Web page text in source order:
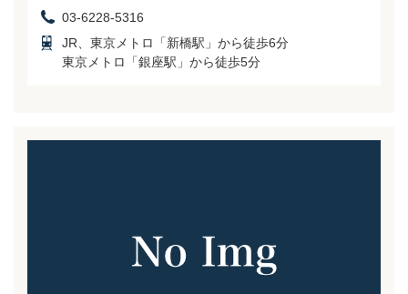
03-6228-5316
JR、東京メトロ「新橋駅」から徒歩6分
東京メトロ「銀座駅」から徒歩5分